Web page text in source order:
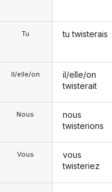
Tu
Il/elle/on
Nous
Vous
tu twisterais
il/elle/on
twisterait
nous
twisterions
vous
twisteriez